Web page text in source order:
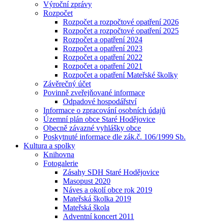
Výroční zprávy
Rozpočet
Rozpočet a rozpočtové opatření 2026
Rozpočet a rozpočtové opatření 2025
Rozpočet a opatření 2024
Rozpočet a opatření 2023
Rozpočet a opatření 2022
Rozpočet a opatření 2021
Rozpočet a opatření Mateřské školky
Závěrečný účet
Povinně zveřejňované informace
Odpadové hospodářství
Informace o zpracování osobních údajů
Územní plán obce Staré Hodějovice
Obecně závazné vyhlášky obce
Poskytnuté informace dle zák.č. 106/1999 Sb.
Kultura a spolky
Knihovna
Fotogalerie
Zásahy SDH Staré Hodějovice
Masopust 2020
Náves a okolí obce rok 2019
Mateřská školka 2019
Mateřská škola
Adventní koncert 2011